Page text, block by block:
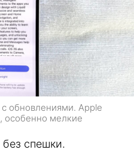
обновлениями. Apple
особенно мелкие
спешки.